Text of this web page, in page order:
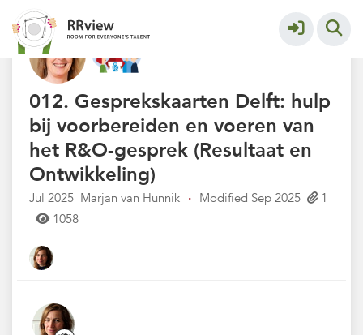
institute
More
012. Gesprekskaarten Delft: hulp
bij voorbereiden en voeren van
het R&O-gesprek (Resultaat en
Ontwikkeling)
Jul 2025 Marjan van Hunnik · Modified Sep 2025
1
1058